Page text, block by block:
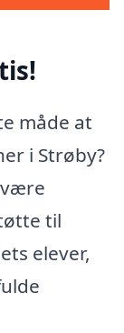
måde at
i Strøby?
til
elever,